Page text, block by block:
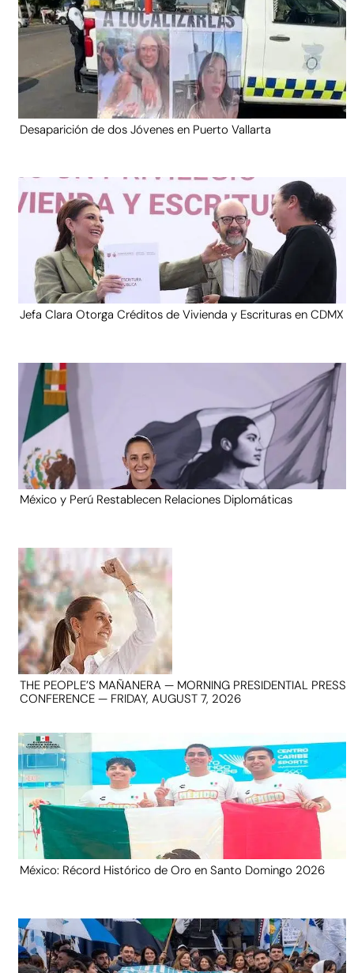
Desaparición de dos Jóvenes en Puerto Vallarta
Jefa Clara Otorga Créditos de Vivienda y Escrituras en CDMX
México y Perú Restablecen Relaciones Diplomáticas
THE PEOPLE’S MAÑANERA — MORNING PRESIDENTIAL PRESS
CONFERENCE — FRIDAY, AUGUST 7, 2026
México: Récord Histórico de Oro en Santo Domingo 2026